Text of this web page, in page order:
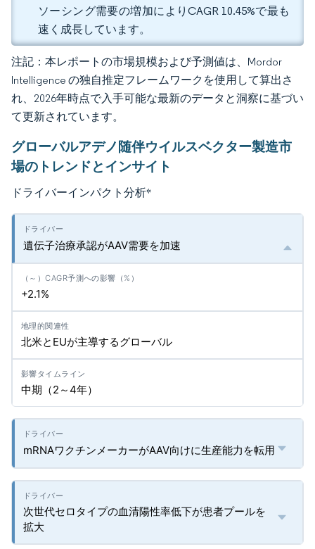
ソーシング需要の増加によりCAGR 10.45%で最も
速く成長しています。
注記：本レポートの市場規模および予測値は、Mordor
Intelligence の独自推定フレームワークを使用して算出さ
れ、2026年時点で入手可能な最新のデータと洞察に基づい
て更新されています。
グローバルアデノ随伴ウイルスベクター製造市
場のトレンドとインサイト
ドライバーインパクト分析*
遺伝子治療承認がAAV需要を加速
+2.1%
北米とEUが主導するグローバル
中期（2～4年）
mRNAワクチンメーカーがAAV向けに生産能力を転用
次世代セロタイプの血清陽性率低下が患者プールを
拡大